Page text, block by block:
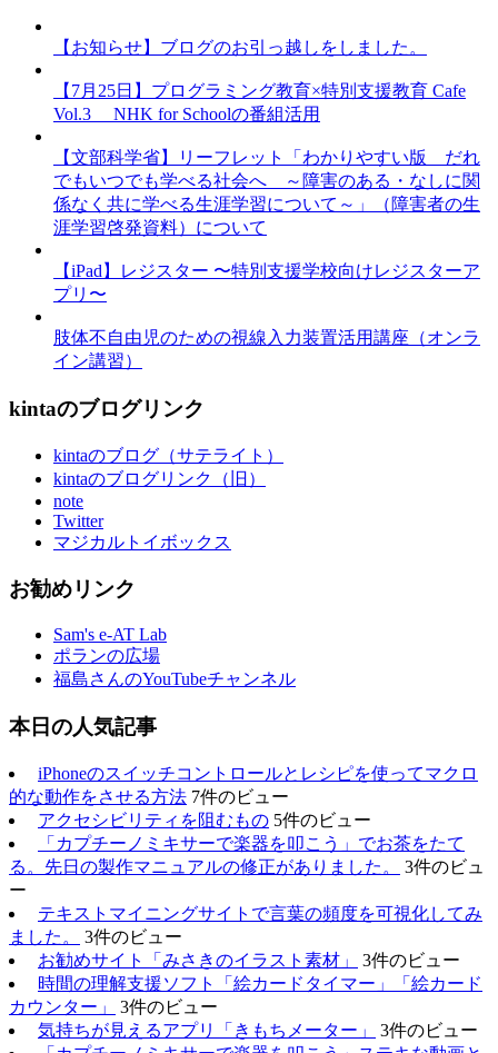
【お知らせ】ブログのお引っ越しをしました。
【7月25日】プログラミング教育×特別支援教育 Cafe
Vol.3 NHK for Schoolの番組活用
【文部科学省】リーフレット「わかりやすい版 だれ
でもいつでも学べる社会へ ～障害のある・なしに関
係なく共に学べる生涯学習について～」（障害者の生
涯学習啓発資料）について
【iPad】レジスター 〜特別支援学校向けレジスターア
プリ〜
肢体不自由児のための視線入力装置活用講座（オンラ
イン講習）
kintaのブログリンク
kintaのブログ（サテライト）
kintaのブログリンク（旧）
note
Twitter
マジカルトイボックス
お勧めリンク
Sam's e-AT Lab
ポランの広場
福島さんのYouTubeチャンネル
本日の人気記事
iPhoneのスイッチコントロールとレシピを使ってマクロ
的な動作をさせる方法 7件のビュー
アクセシビリティを阻むもの 5件のビュー
「カプチーノミキサーで楽器を叩こう」でお茶をたて
る。先日の製作マニュアルの修正がありました。
3件のビュ
ー
テキストマイニングサイトで言葉の頻度を可視化してみ
ました。
3件のビュー
お勧めサイト「みさきのイラスト素材」
3件のビュー
時間の理解支援ソフト「絵カードタイマー」「絵カード
カウンター」
3件のビュー
気持ちが見えるアプリ「きもちメーター」
3件のビュー